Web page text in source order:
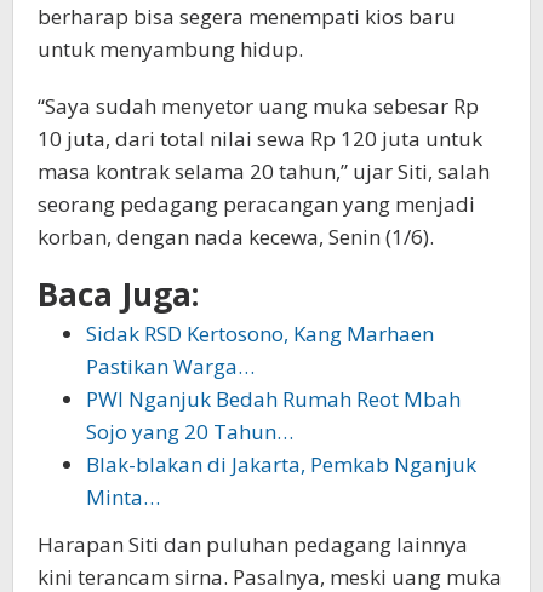
berharap bisa segera menempati kios baru
untuk menyambung hidup.
“Saya sudah menyetor uang muka sebesar Rp
10 juta, dari total nilai sewa Rp 120 juta untuk
masa kontrak selama 20 tahun,” ujar Siti, salah
seorang pedagang peracangan yang menjadi
korban, dengan nada kecewa, Senin (1/6).
Baca Juga:
Sidak RSD Kertosono, Kang Marhaen
Pastikan Warga…
PWI Nganjuk Bedah Rumah Reot Mbah
Sojo yang 20 Tahun…
Blak-blakan di Jakarta, Pemkab Nganjuk
Minta…
Harapan Siti dan puluhan pedagang lainnya
kini terancam sirna. Pasalnya, meski uang muka